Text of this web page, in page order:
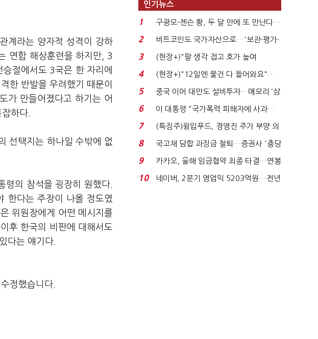
계라는 양자적 성격이 강하
연합 해상훈련을 하지만, 3
절에서도 3국은 한 자리에
한 반발을 우려했기 때문이
가 만들어졌다고 하기는 어
하다.
선택지는 하나일 수밖에 없
령의 참석을 굉장히 원했다.
한다는 주장이 나올 정도였
위원장에게 어떤 메시지를
후 한국의 비판에 대해서도
다는 얘기다.
정했습니다.
인기뉴스
1
구광모-젠슨 황, 두 달 만에 또 만난다…
로봇·AI 등 논...
2
비트코인도 국가자산으로…'보관·평가·
처분' 기준은 ...
3
(현장+)"팔 생각 접고 호가 높여
요"…'덜 똘똘한 한 채' 20...
4
(현장+)"12일엔 물건 다 들어와요"…
빈 매대 채우며 문 연 ...
5
중국 이어 대만도 설비투자…메모리 ‘삼
국전쟁’
6
이 대통령 "국가폭력 피해자에 사과…
적극적 조사로 진...
7
(특징주)윙입푸드, 경영진 주가 부양 의
지에 상한가...
8
국고채 담합 과징금 철퇴…증권사 '충당
금 폭탄' 우려...
9
카카오, 올해 임금협약 최종 타결…연봉
6.3% 인상·격려...
10
네이버, 2분기 영업익 5203억원…전년